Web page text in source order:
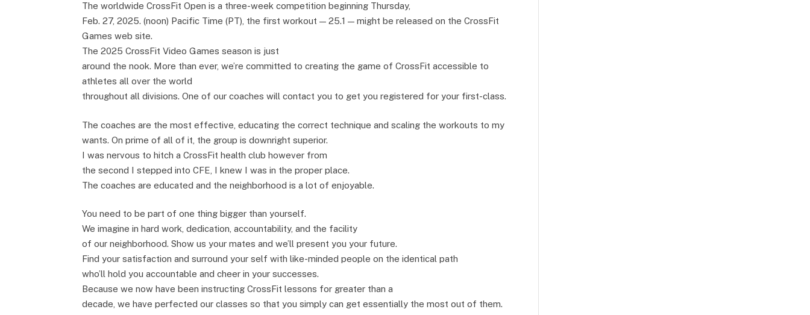
The worldwide CrossFit Open is a three-week competition beginning Thursday,
Feb. 27, 2025. (noon) Pacific Time (PT), the first workout — 25.1 — might be released on the CrossFit
Games web site.
The 2025 CrossFit Video Games season is just
around the nook. More than ever, we’re committed to creating the game of CrossFit accessible to
athletes all over the world
throughout all divisions. One of our coaches will contact you to get you registered for your first-class.
The coaches are the most effective, educating the correct technique and scaling the workouts to my
wants. On prime of all of it, the group is downright superior.
I was nervous to hitch a CrossFit health club however from
the second I stepped into CFE, I knew I was in the proper place.
The coaches are educated and the neighborhood is a lot of enjoyable.
You need to be part of one thing bigger than yourself.
We imagine in hard work, dedication, accountability, and the facility
of our neighborhood. Show us your mates and we’ll present you your future.
Find your satisfaction and surround your self with like-minded people on the identical path
who’ll hold you accountable and cheer in your successes.
Because we now have been instructing CrossFit lessons for greater than a
decade, we have perfected our classes so that you simply can get essentially the most out of them.